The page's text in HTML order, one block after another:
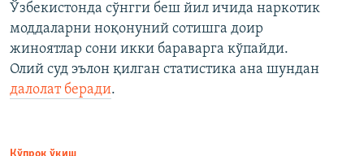
Ўзбекистонда сўнгги беш йил ичида наркотик
моддаларни ноқонуний сотишга доир
жиноятлар сони икки бараварга кўпайди.
Олий суд эълон қилган статистика ана шундан
далолат беради.